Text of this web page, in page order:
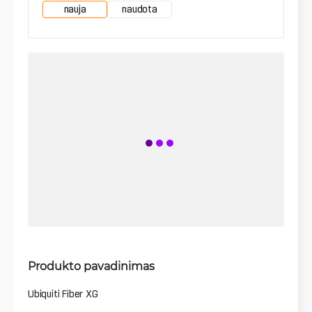
nauja naudota
Produkto pavadinimas
Ubiquiti Fiber XG